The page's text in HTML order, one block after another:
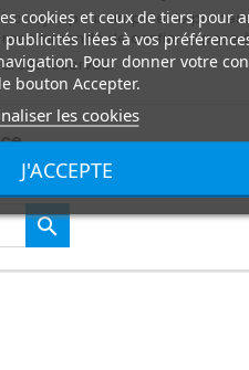
conçus pour simplifier le
de confier la pose
réservés.
for

cookies et ceux de tiers pour
liées à vos
Pour donner votre
bouton Accepter.
les cookies
J'ACCEPTE